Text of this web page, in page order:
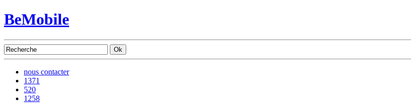
BeMobile
nous contacter
1371
520
1258